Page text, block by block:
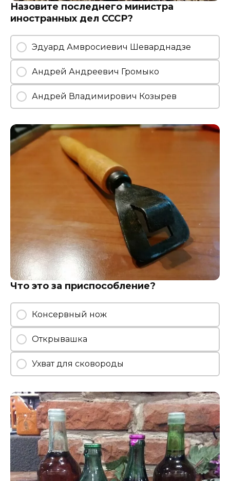
Назовите последнего министра
иностранных дел СССР?
Эдуард Амвросиевич Шеварднадзе
Андрей Андреевич Громыко
Андрей Владимирович Козырев
Что это за приспособление?
Консервный нож
Открывашка
Ухват для сковороды